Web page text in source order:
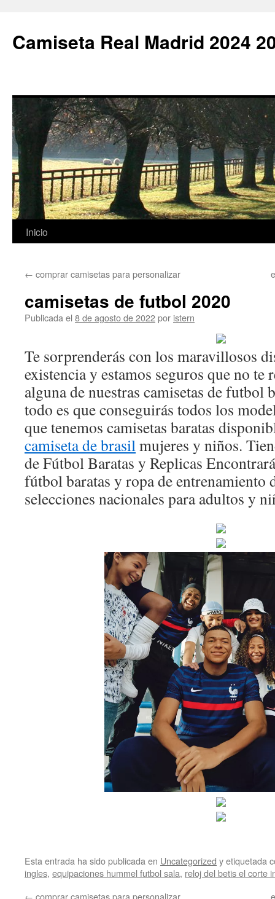
Camiseta Real Madrid 2024
Saltar
contenido
Inicio
← comprar camisetas para personalizar
camisetas de futbol 2020
Publicada el 8 de agosto de 2022por istern
Te sorprenderás con los maravillosos
existencia y estamos seguros que no te
alguna de nuestras camisetas de futbol
todo es que conseguirás todos los
que tenemos camisetas baratas
camiseta de brasilmujeres y niños.
de Fútbol Baratas y Replicas
fútbol baratas y ropa de entrenamiento
selecciones nacionales para adultos y
Esta entrada ha sido publicada en Uncategorized y etiquetada
ingles, equipaciones hummel futbol sala, reloj del betis el corte
← comprar camisetas para personalizar